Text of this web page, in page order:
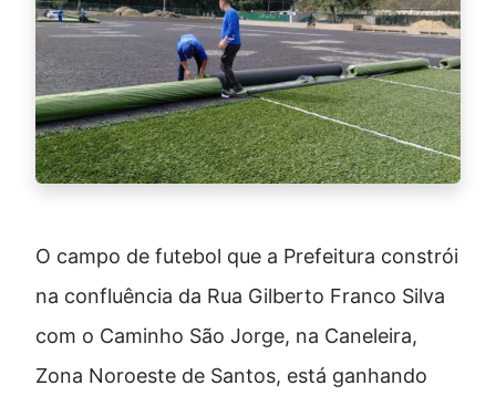
O campo de futebol que a Prefeitura constrói
na confluência da Rua Gilberto Franco Silva
com o Caminho São Jorge, na Caneleira,
Zona Noroeste de Santos, está ganhando